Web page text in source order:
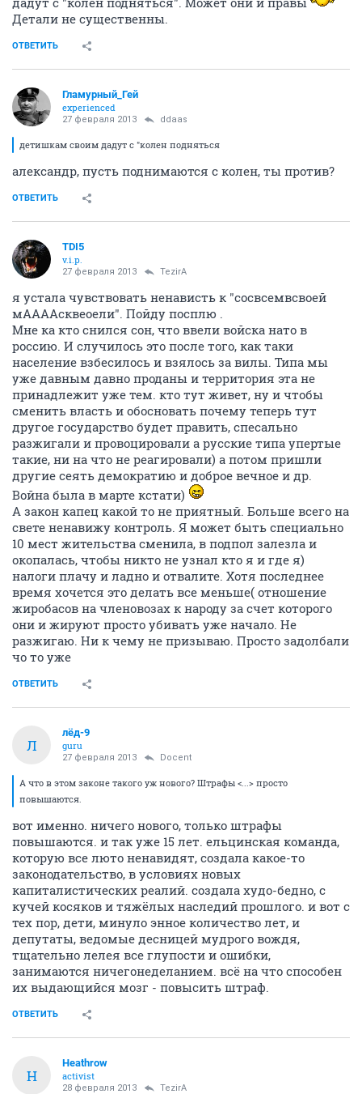
Детали не существенны.
ОТВЕТИТЬ
Гламурный_Гей
experienced
27 февраля 2013 ddaas
детишкам своим дадут с "колен подняться
александр, пусть поднимаются с колен, ты против?
ОТВЕТИТЬ
TDI5
v.i.p.
27 февраля 2013 TezirA
я устала чувствовать ненависть к "сосвсемвсвоей
мААААсквеоели". Пойду посплю .
Мне ка кто снился сон, что ввели войска нато в
россию. И случилось это после того, как таки
население взбесилось и взялось за вилы. Типа мы
уже давным давно проданы и территория эта не
принадлежит уже тем. кто тут живет, ну и чтобы
сменить власть и обосновать почему теперь тут
другое государство будет править, спесально
разжигали и провоцировали а русские типа упертые
такие, ни на что не реагировали) а потом пришли
другие сеять демократию и доброе вечное и др.
Война была в марте кстати)
А закон капец какой то не приятный. Больше всего на
свете ненавижу контроль. Я может быть специально
10 мест жительства сменила, в подпол залезла и
окопалась, чтобы никто не узнал кто я и где я)
налоги плачу и ладно и отвалите. Хотя последнее
время хочется это делать все меньше( отношение
жиробасов на членовозах к народу за счет которого
они и жируют просто убивать уже начало. Не
разжигаю. Ни к чему не призываю. Просто задолбали
чо то уже
ОТВЕТИТЬ
Л
лёд-9
guru
27 февраля 2013 Docent
А что в этом законе такого уж нового? Штрафы <...> просто
повышаются.
вот именно. ничего нового, только штрафы
повышаются. и так уже 15 лет. ельцинская команда,
которую все люто ненавидят, создала какое-то
законодательство, в условиях новых
капиталистических реалий. создала худо-бедно, с
кучей косяков и тяжёлых наследий прошлого. и вот с
тех пор, дети, минуло энное количество лет, и
депутаты, ведомые десницей мудрого вождя,
тщательно лелея все глупости и ошибки,
занимаются ничегонеделанием. всё на что способен
их выдающийся мозг - повысить штраф.
ОТВЕТИТЬ
H
Heathrow
activist
28 февраля 2013 TezirA